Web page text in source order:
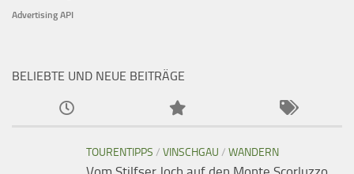
Advertising API
BELIEBTE UND NEUE BEITRÄGE
TOURENTIPPS / VINSCHGAU / WANDERN